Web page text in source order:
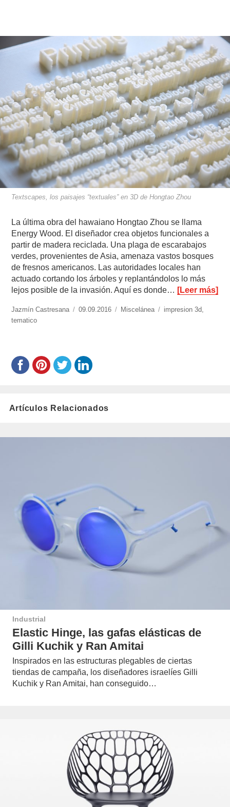
Textscapes, los paisajes “textuales” en 3D de Hongtao Zhou
La última obra del hawaiano Hongtao Zhou se llama
Energy Wood. El diseñador crea objetos funcionales a
partir de madera reciclada. Una plaga de escarabajos
verdes, provenientes de Asia, amenaza vastos bosques
de fresnos americanos. Las autoridades locales han
actuado cortando los árboles y replantándolos lo más
lejos posible de la invasión. Aquí es donde… [Leer más]
https://www.experimenta.es/author/jazmin-
castresana/
Jazmín Castresana
Publicado
09.09.2016 Categorías
Miscelánea Etiquetas
impresion 3d,
tematico
Artículos Relacionados
Industrial
Elastic Hinge, las gafas elásticas de
Gilli Kuchik y Ran Amitai
Inspirados en las estructuras plegables de ciertas
tiendas de campaña, los diseñadores israelíes Gilli
Kuchik y Ran Amitai, han conseguido…